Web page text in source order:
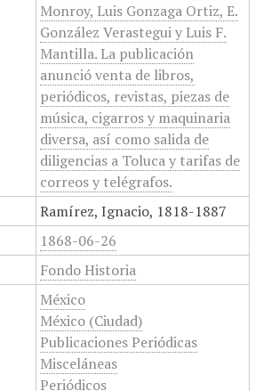
Monroy, Luis Gonzaga Ortiz, E.
González Verastegui y Luis F.
Mantilla. La publicación
anunció venta de libros,
periódicos, revistas, piezas de
música, cigarros y maquinaria
diversa, así como salida de
diligencias a Toluca y tarifas de
correos y telégrafos.
Ramírez, Ignacio, 1818-1887
1868-06-26
Fondo Historia
México
México (Ciudad)
Publicaciones Periódicas
Misceláneas
Periódicos